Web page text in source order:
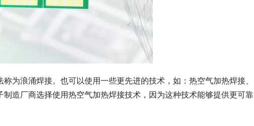
为浪涌焊接。也可以使用一些更先进的技术，如：热空气加热焊接、
造厂商选择使用热空气加热焊接技术，因为这种技术能够提供更可靠